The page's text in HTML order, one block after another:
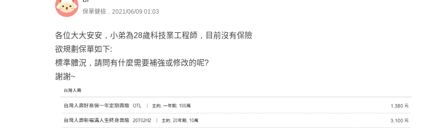
保單健檢．2021/06/09 01:03
各位大大安安，小弟為28歲科技業工程師，目前沒有保險
欲規劃保單如下:
標準體況，請問有什麼需要補強或修改的呢?
謝謝~